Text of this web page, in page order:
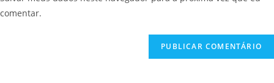
comentar.